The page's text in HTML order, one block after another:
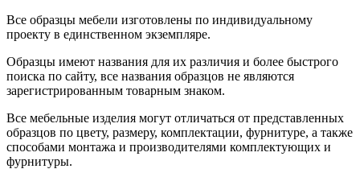
Все образцы мебели изготовлены по индивидуальному
проекту в единственном экземпляре.
Образцы имеют названия для их различия и более быстрого
поиска по сайту, все названия образцов не являются
зарегистрированным товарным знаком.
Все мебельные изделия могут отличаться от представленных
образцов по цвету, размеру, комплектации, фурнитуре, а также
способами монтажа и производителями комплектующих и
фурнитуры.